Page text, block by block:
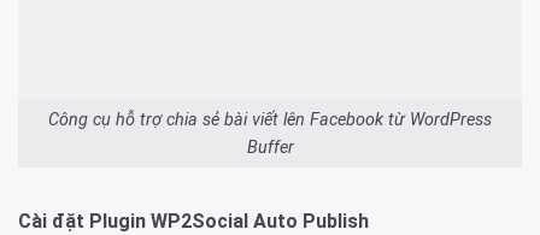
Công cụ hỗ trợ chia sẻ bài viết lên Facebook từ WordPress
Buffer
Cài đặt Plugin WP2Social Auto Publish